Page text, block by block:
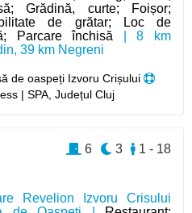
Grădină, curte; Foișor;
de grătar; Loc de
Parcare închisă | 8 km
39 km Negreni
de oaspeți Izvoru Crișului
| SPA, Județul Cluj
Revelion Izvoru Crisului
1 - 18
3
6